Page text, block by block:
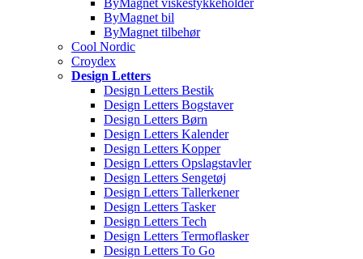
ByMagnet viskestykkeholder
ByMagnet bil
ByMagnet tilbehør
Cool Nordic
Croydex
Design Letters
Design Letters Bestik
Design Letters Bogstaver
Design Letters Børn
Design Letters Kalender
Design Letters Kopper
Design Letters Opslagstavler
Design Letters Sengetøj
Design Letters Tallerkener
Design Letters Tasker
Design Letters Tech
Design Letters Termoflasker
Design Letters To Go